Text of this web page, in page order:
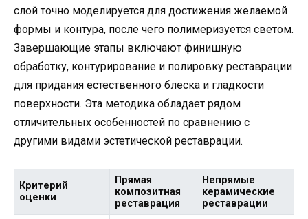
слой точно моделируется для достижения желаемой
формы и контура, после чего полимеризуется светом.
Завершающие этапы включают финишную
обработку, контурирование и полировку реставрации
для придания естественного блеска и гладкости
поверхности. Эта методика обладает рядом
отличительных особенностей по сравнению с
другими видами эстетической реставрации.
Критерий
оценки
Прямая
композитная
реставрация
Непрямые
керамические
реставрации